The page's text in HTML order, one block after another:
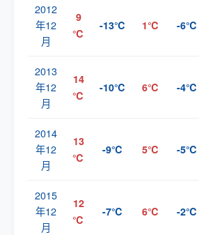
2012
年12
月
9
℃
-13℃ 1℃ -6℃
2013
年12
月
14
℃
-10℃ 6℃ -4℃
2014
年12
月
13
℃
-9℃ 5℃ -5℃
2015
年12
月
12
℃
-7℃ 6℃ -2℃